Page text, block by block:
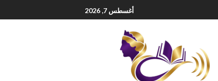
أغسطس 7, 2026